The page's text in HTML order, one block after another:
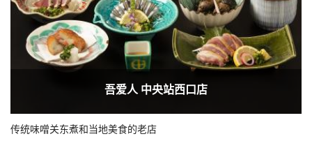
吾爱人 中央站西口店
传统味噌关东煮和当地美食的老店